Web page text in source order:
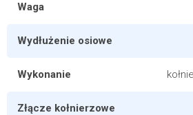
Waga
Wydłużenie osiowe
Wykonanie
Złącze kołnierzowe